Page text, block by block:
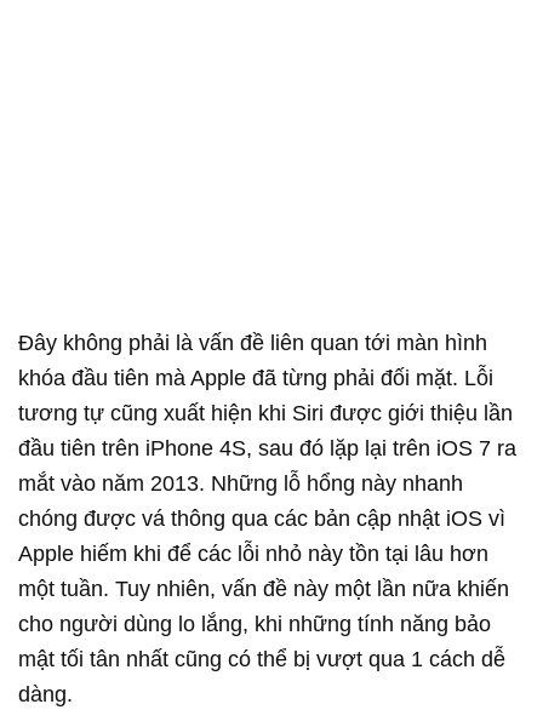
Đây không phải là vấn đề liên quan tới màn hình
khóa đầu tiên mà Apple đã từng phải đối mặt. Lỗi
tương tự cũng xuất hiện khi Siri được giới thiệu lần
đầu tiên trên iPhone 4S, sau đó lặp lại trên iOS 7 ra
mắt vào năm 2013. Những lỗ hổng này nhanh
chóng được vá thông qua các bản cập nhật iOS vì
Apple hiếm khi để các lỗi nhỏ này tồn tại lâu hơn
một tuần. Tuy nhiên, vấn đề này một lần nữa khiến
cho người dùng lo lắng, khi những tính năng bảo
mật tối tân nhất cũng có thể bị vượt qua 1 cách dễ
dàng.